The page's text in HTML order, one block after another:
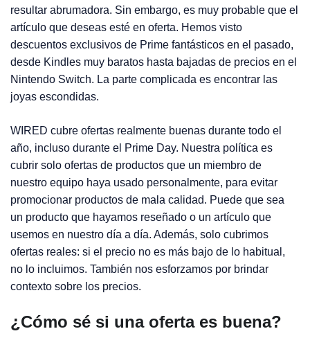
resultar abrumadora. Sin embargo, es muy probable que el
artículo que deseas esté en oferta. Hemos visto
descuentos exclusivos de Prime fantásticos en el pasado,
desde Kindles muy baratos hasta bajadas de precios en el
Nintendo Switch. La parte complicada es encontrar las
joyas escondidas.
WIRED cubre ofertas realmente buenas durante todo el
año, incluso durante el Prime Day. Nuestra política es
cubrir solo ofertas de productos que un miembro de
nuestro equipo haya usado personalmente, para evitar
promocionar productos de mala calidad. Puede que sea
un producto que hayamos reseñado o un artículo que
usemos en nuestro día a día. Además, solo cubrimos
ofertas reales: si el precio no es más bajo de lo habitual,
no lo incluimos. También nos esforzamos por brindar
contexto sobre los precios.
¿Cómo sé si una oferta es buena?